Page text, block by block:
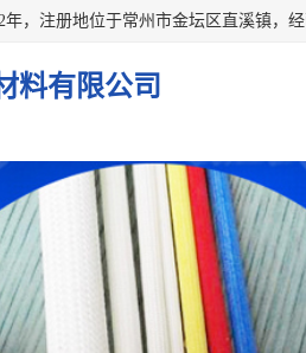
料有限公司